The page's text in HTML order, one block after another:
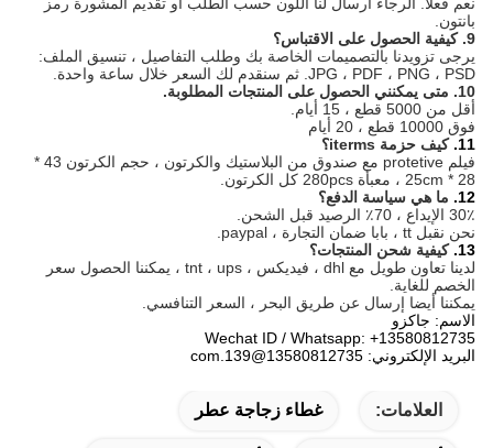
بانتون.
9. كيفية الحصول على الاقتباس؟
يرجى تزويدنا بالتصميمات الخاصة بك وطلب التفاصيل ، تنسيق الملف:
JPG ، PDF ، PNG ، PSD. ثم سنقدم لك السعر خلال ساعة واحدة.
10. متى يمكنني الحصول على المنتجات المطلوبة.
أقل من 5000 قطع ، 15 أيام.
فوق 10000 قطع ، 20 أيام
11. كيف حزمة iterms؟
فيلم protetive مع صندوق من البلاستيك والكرتون ، حجم الكرتون 43 *
28 * 25cm ، معبأة 280pcs كل الكرتون.
12.
ما هي سياسة الدفع؟
30٪ الإيداع ، 70٪ الرصيد قبل الشحن.
نحن نقبل tt ، بابا ضمان التجارة ، paypal.
13. كيفية شحن المنتجات؟
لدينا تعاون طويل مع dhl ، فيديكس ، tnt ، ups ، يمكننا الحصول سعر
الخصم للغاية.
يمكننا أيضا إرسال عن طريق البحر ، السعر التنافسي.
الاسم: جاكزو
Wechat ID / Whatsapp: +13580812735
البريد الإلكتروني: 13580812735@139.com
العلامات: غطاء زجاجة عطر